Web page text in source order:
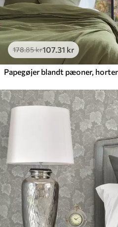
178.85kr107.31 kr